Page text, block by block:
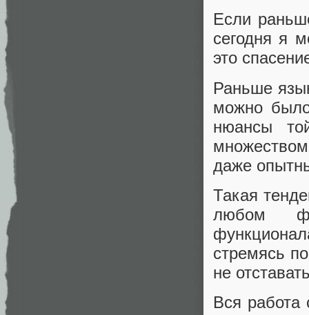
Если
сегодня я
это
Раньше
можно было
нюансы
даже
Такая
любом
стремясь
не
Вся работа